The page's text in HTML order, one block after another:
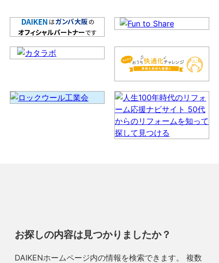
お探しの内容は見つかりましたか？
DAIKENホームページ内の情報を検索できます。 複数